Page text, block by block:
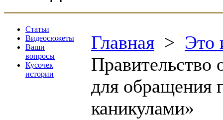
Статьи
Видеосюжеты
Ваши
вопросы
Кусочек
истории
Главная > Это
Правительство
для обращения
каникулами»